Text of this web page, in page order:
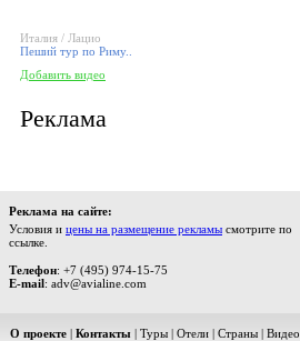
Италия / Лацио
Пеший тур по Риму..
Добавить видео
Реклама
Реклама на сайте:
Условия и цены на размещение рекламы смотрите по
ссылке.
Телефон: +7 (495) 974-15-75
E-mail: adv@avialine.com
О проекте | Контакты | Туры | Отели | Страны | Видео